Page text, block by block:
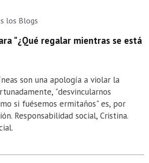
los Blogs
"¿Qué regalar mientras se está
son una apología a violar la
"desvincularnos
si fuésemos ermitaños" es, por
Responsabilidad social, Cristina.